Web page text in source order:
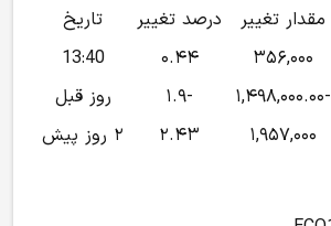
مقدار تغییر درصد تغییر
تاریخ
۳۵۶,۰۰۰ ۰.۴۴
13:40
-۱,۴۹۸,۰۰۰.۰۰ -۱.۹
روز قبل
۱,۹۵۷,۰۰۰ ۲.۴۳ ۲ روز پیش